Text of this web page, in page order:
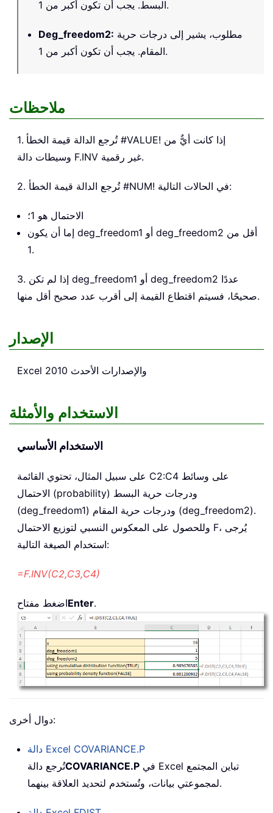
البسط. يجب أن تكون أكبر من 1.
Deg_freedom2:
المقام. يجب أن تكون أكبر من 1.
ملاحظات
1. تُرجع الدالة قيمة الخطأ #VALUE! إذا كانت أيٌّ من
وسيطات دالة F.INV غير رقمية.
2. تُرجع الدالة قيمة الخطأ #NUM! في الحالات التالية:
الاحتمال هو 1؛
إما أن يكون deg_freedom1 أو deg_freedom2 أقل من
1.
3. إذا لم تكن deg_freedom1 أو deg_freedom2 عددًا
صحيحًا، فسيتم اقتطاع القيمة إلى أقرب عدد صحيح أقل منها.
الإصدار
Excel 2010 والإصدارات الأحدث
الاستخدام والأمثلة
الاستخدام الأساسي
على سبيل المثال، تحتوي القائمة C2:C4 على وسائط
الاحتمال (probability) ودرجات حرية البسط
(deg_freedom1) ودرجات حرية المقام (deg_freedom2).
وللحصول على المعكوس النسبي لتوزيع الاحتمال F، يُرجى
استخدام الصيغة التالية:
=F.INV(C2,C3,C4)
اضغط مفتاحEnter.
دوال أخرى:
دالة Excel COVARIANCE.P
تُرجع دالةCOVARIANCE.P
لمجموعتي بيانات، وتُستخدم لتحديد العلاقة بينهما.